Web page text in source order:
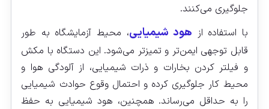
جلوگیری می‌کنند.
با استفاده از هود شیمیایی، محیط آزمایشگاه به طور
قابل توجهی ایمن‌تر و تمیزتر می‌شود. این دستگاه با مکش
و فیلتر کردن بخارات و ذرات شیمیایی، از آلودگی هوا و
محیط کار جلوگیری کرده و احتمال وقوع حوادث شیمیایی
را به حداقل می‌رساند. همچنین، هود شیمیایی به حفظ